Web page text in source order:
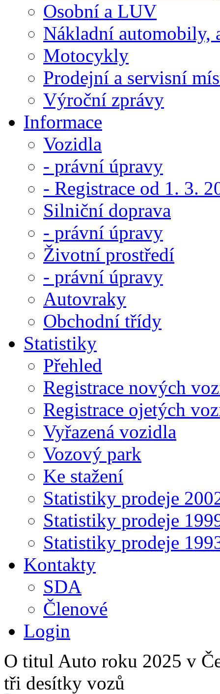
Osobní a LUV
Nákladní automobily,
Motocykly
Prodejní a servisní
Výroční zprávy
Informace
Vozidla
- právní úpravy
- Registrace od 1. 3.
Silniční doprava
- právní úpravy
Životní prostředí
- právní úpravy
Autovraky
Obchodní třídy
Statistiky
Přehled
Registrace nových
Registrace ojetých
Vyřazená vozidla
Vozový park
Ke stažení
Statistiky prodeje
Statistiky prodeje
Statistiky prodeje
Kontakty
SDA
Členové
Login
O titul Auto roku 2025 v
tři desítky vozů